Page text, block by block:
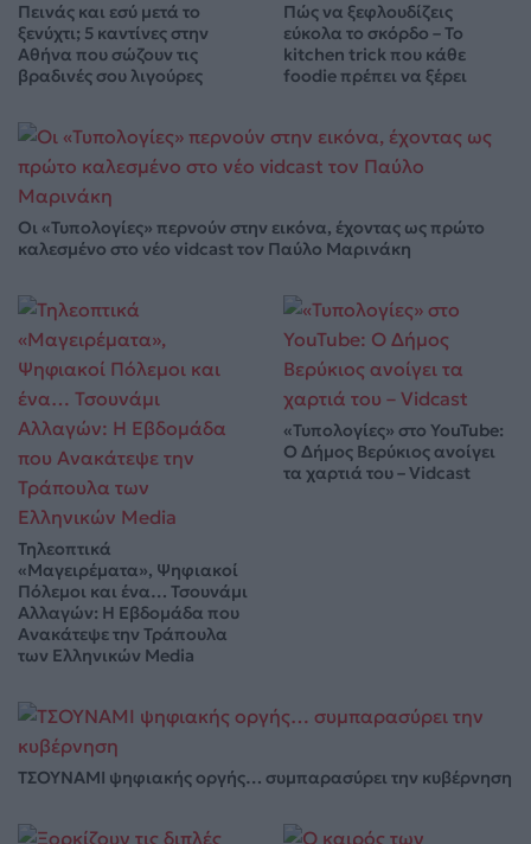
Πεινάς και εσύ μετά το
ξενύχτι; 5 καντίνες στην
Αθήνα που σώζουν τις
βραδινές σου λιγούρες
Πώς να ξεφλουδίζεις
εύκολα το σκόρδο – Το
kitchen trick που κάθε
foodie πρέπει να ξέρει
Οι «Τυπολογίες» περνούν στην εικόνα, έχοντας ως πρώτο
καλεσμένο στο νέο vidcast τον Παύλο Μαρινάκη
Τηλεοπτικά
«Μαγειρέματα», Ψηφιακοί
Πόλεμοι και ένα… Τσουνάμι
Αλλαγών: Η Εβδομάδα που
Ανακάτεψε την Τράπουλα
των Ελληνικών Media
«Τυπολογίες» στο YouTube:
Ο Δήμος Βερύκιος ανοίγει
τα χαρτιά του – Vidcast
ΤΣΟΥΝΑΜΙ ψηφιακής οργής… συμπαρασύρει την κυβέρνηση